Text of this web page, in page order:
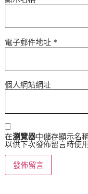
電子郵件地址 *
個人網站網址
在瀏覽器中儲存顯示名
以供下次發佈留言時使